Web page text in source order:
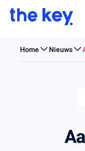
Home Nieuws